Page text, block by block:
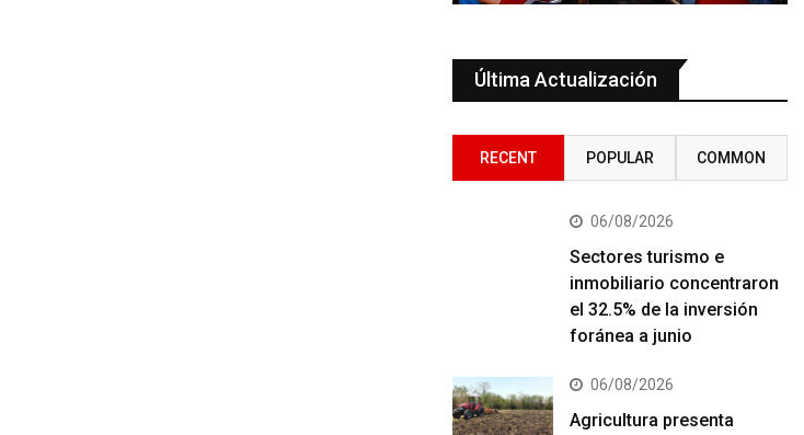
Última Actualización
RECENT POPULAR COMMON
06/08/2026
Sectores turismo e
inmobiliario concentraron
el 32.5% de la inversión
foránea a junio
06/08/2026
Agricultura presenta